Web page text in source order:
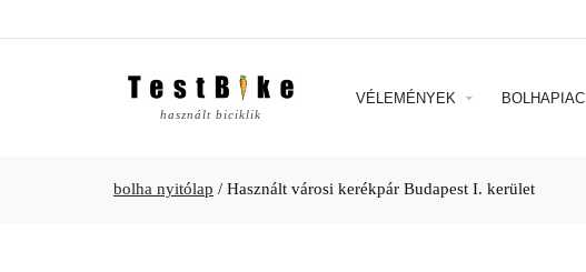
használt biciklik
VÉLEMÉNYEK BOLHAPIAC
bolha nyitólap / Használt városi kerékpár Budapest I. kerület